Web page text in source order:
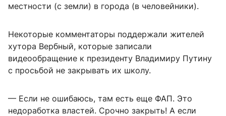
местности (с земли) в города (в человейники).
Некоторые комментаторы поддержали жителей
хутора Вербный, которые записали
видеообращение к президенту Владимиру Путину
с просьбой не закрывать их школу.
— Если не ошибаюсь, там есть еще ФАП. Это
недоработка властей. Срочно закрыть! А если